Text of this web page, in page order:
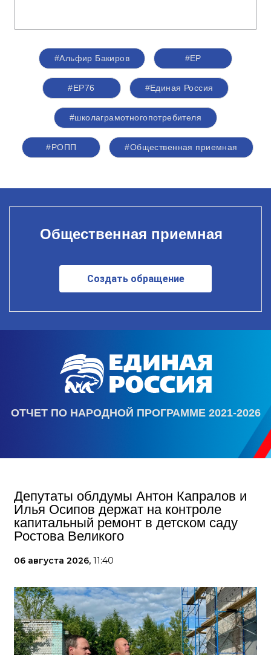
#Альфир Бакиров #ЕР
#ЕР76 #Единая Россия
#школаграмотногопотребителя
#РОПП #Общественная приемная
Общественная приемная
Создать обращение
ОТЧЕТ ПО НАРОДНОЙ ПРОГРАММЕ 2021-2026
Депутаты облдумы Антон Капралов и
Илья Осипов держат на контроле
капитальный ремонт в детском саду
Ростова Великого
06 августа 2026, 11:40